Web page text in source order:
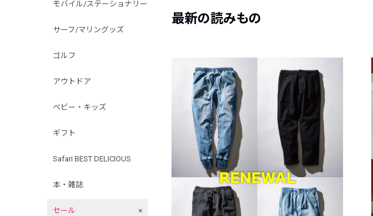
モバイル/ステーショナリー
サーフ/マリングッズ
ゴルフ
アウトドア
ベビー・キッズ
ギフト
Safari BEST DELICIOUS
本・雑誌
セール
最新の読みもの